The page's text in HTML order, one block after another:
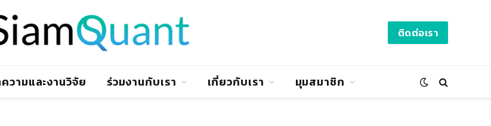
ติดต่อเรา
วามและงานวิจัย ร่วมงานกับเรา เกี่ยวกับเรา มุมสมาชิก